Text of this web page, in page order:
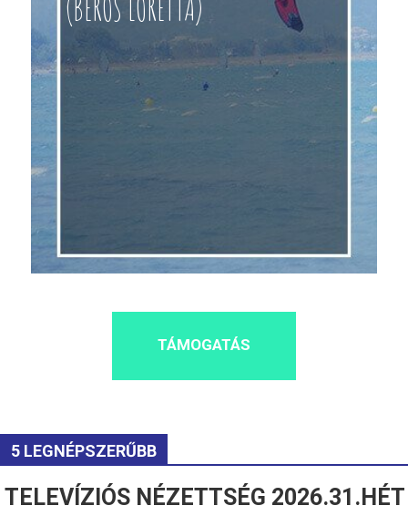
(BEROS LORETTA)
TÁMOGATÁS
5 LEGNÉPSZERŰBB
TELEVÍZIÓS NÉZETTSÉG 2026.31.HÉT